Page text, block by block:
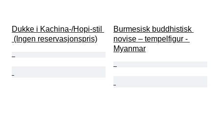
Dukke i Kachina-/Hopi-stil
(Ingen reservasjonspris)
Burmesisk buddhistisk
novise – tempelfigur -
Myanmar